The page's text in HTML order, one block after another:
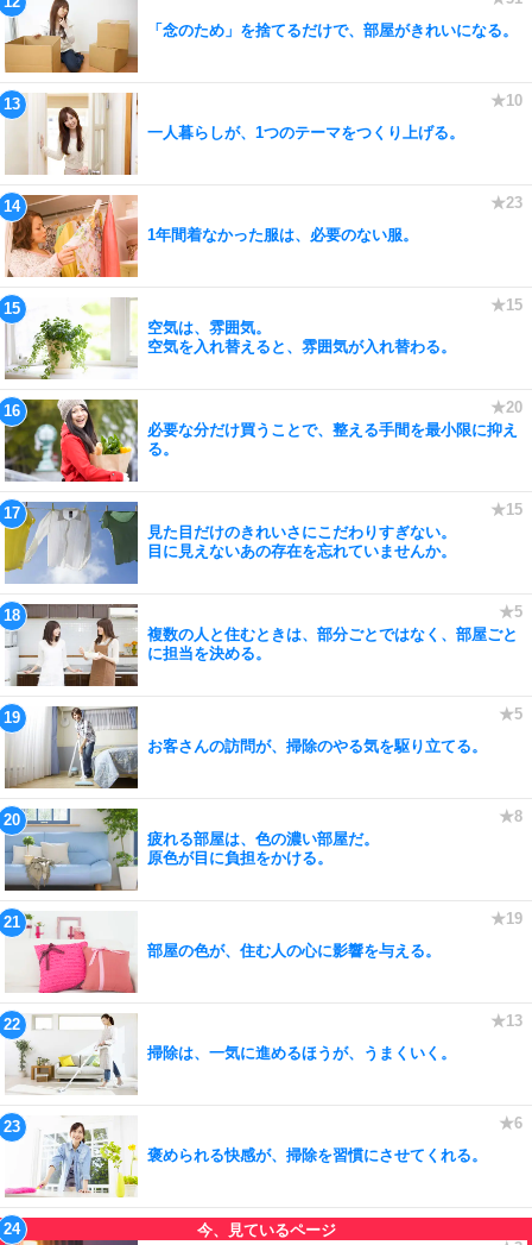
「念のため」を捨てるだけで、部屋がきれいになる。
一人暮らしが、1つのテーマをつくり上げる。
1年間着なかった服は、必要のない服。
空気は、雰囲気。
空気を入れ替えると、雰囲気が入れ替わる。
必要な分だけ買うことで、整える手間を最小限に抑え
る。
見た目だけのきれいさにこだわりすぎない。
目に見えないあの存在を忘れていませんか。
複数の人と住むときは、部分ごとではなく、部屋ごと
に担当を決める。
お客さんの訪問が、掃除のやる気を駆り立てる。
疲れる部屋は、色の濃い部屋だ。
原色が目に負担をかける。
部屋の色が、住む人の心に影響を与える。
掃除は、一気に進めるほうが、うまくいく。
褒められる快感が、掃除を習慣にさせてくれる。